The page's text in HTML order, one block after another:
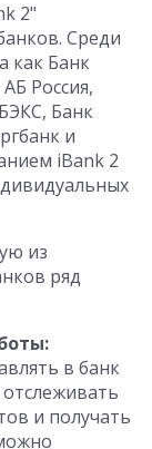
2"
Среди
как Банк
Россия,
Банк
и
iBank 2
из
ряд
в банк
и получать